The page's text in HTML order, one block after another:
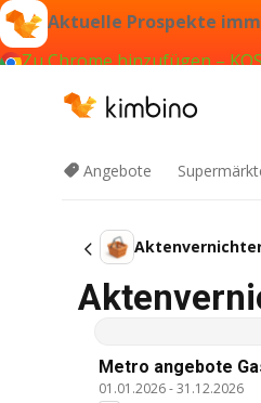
Aktuelle Prospekte
Zu Chrome hinzufügen –
Angebote
Metro angebote
01.01.2026-31.12.2026